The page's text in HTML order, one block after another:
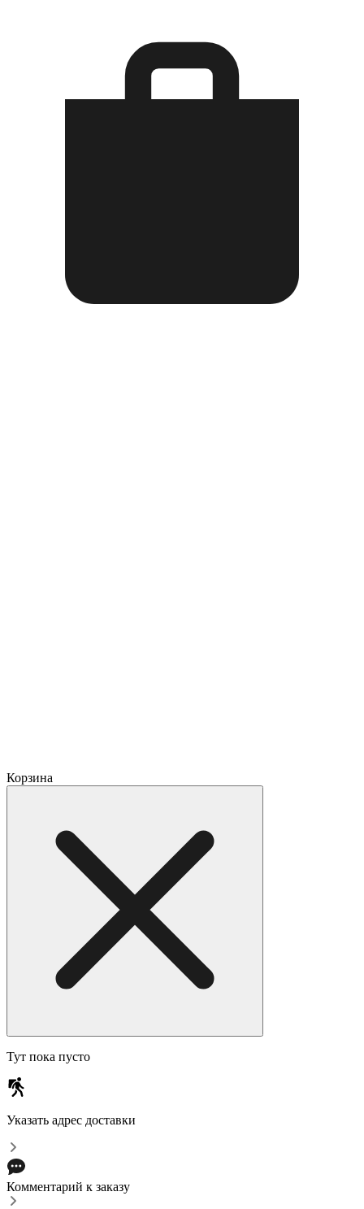
Корзина
Тут пока пусто
Указать адрес доставки
Комментарий к заказу